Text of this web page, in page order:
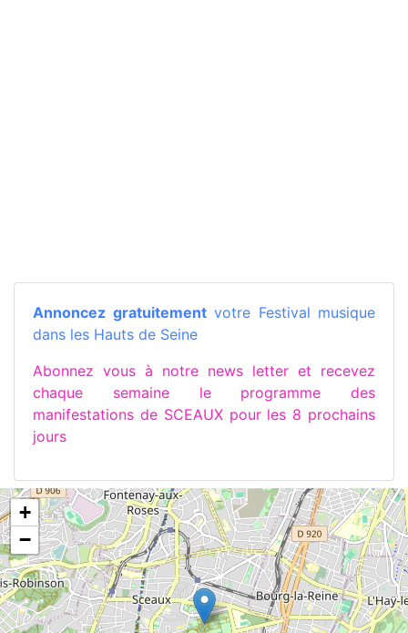
Annoncez gratuitementvotre Festival musique
dans les Hauts de Seine
Abonnez vous à notre news letter et recevez
chaque semaine le programme des
manifestations de SCEAUX pour les 8 prochains
jours
+
−